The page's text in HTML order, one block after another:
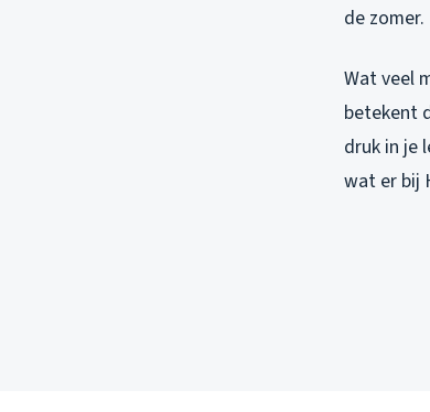
de zomer.
Wat veel
betekent
druk in je
wat er bij